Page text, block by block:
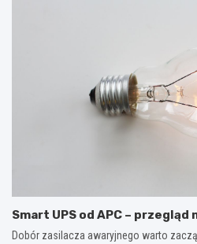
Smart UPS od APC – przegląd
Dobór zasilacza awaryjnego warto